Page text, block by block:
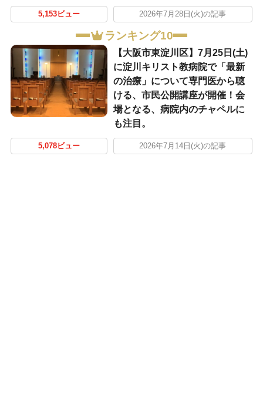
5,153ビュー 2026年7月28日(火)の記事
ランキング10
【大阪市東淀川区】7月25日(土)
に淀川キリスト教病院で「最新
の治療」について専門医から聴
ける、市民公開講座が開催！会
場となる、病院内のチャペルに
も注目。
5,078ビュー 2026年7月14日(火)の記事